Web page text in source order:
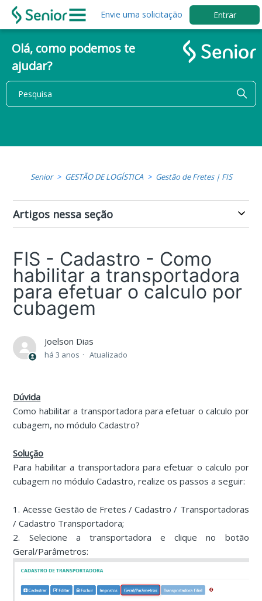
Envie uma solicitação Entrar
Olá, como podemos te
ajudar?
Senior GESTÃO DE LOGÍSTICA Gestão de Fretes | FIS
Artigos nessa seção
FIS - Cadastro - Como
habilitar a transportadora
para efetuar o calculo por
cubagem
Joelson Dias
há 3 anos Atualizado
Dúvida
Como habilitar a transportadora para efetuar o calculo por
cubagem, no módulo Cadastro?
Solução
Para habilitar a transportadora para efetuar o calculo por
cubagem no módulo Cadastro, realize os passos a seguir:
1. Acesse Gestão de Fretes / Cadastro / Transportadoras
/ Cadastro Transportadora;
2. Selecione a transportadora e clique no botão
Geral/Parâmetros: